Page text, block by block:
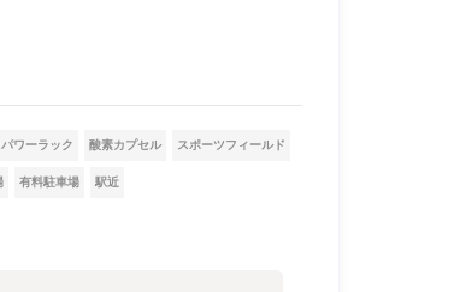
パワーラック 酸素カプセル スポーツフィールド
有料駐車場 駅近